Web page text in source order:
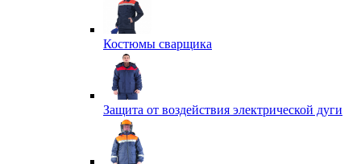
Костюмы сварщика
Защита от воздействия электрической дуги